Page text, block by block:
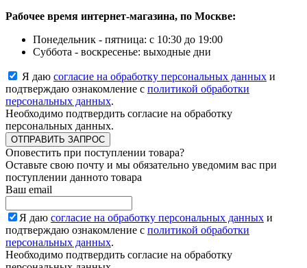
Рабочее время интернет-магазина, по Москве:
Понедельник - пятница: с 10:30 до 19:00
Суббота - воскресенье: выходные дни
Я даю согласие на обработку персональных данных и
подтверждаю ознакомление с политикой обработки
персональных данных.
Необходимо подтвердить согласие на обработку
персональных данных.
ОТПРАВИТЬ ЗАПРОС
Оповестить при поступлении товара?
Оставьте свою почту и мы обязательно уведомим вас при
поступлении данното товара
Ваш email
Я даю согласие на обработку персональных данных и
подтверждаю ознакомление с политикой обработки
персональных данных.
Необходимо подтвердить согласие на обработку